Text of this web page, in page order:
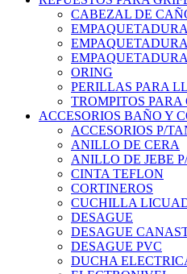
CABEZAL DE
ORING
PERILLAS PARA
TROMPITOS PARA
ACCESORIOS BAÑO Y
ACCESORIOS P/
ANILLO DE CERA
ANILLO DE JEBE
CINTA TEFLON
CORTINEROS
CUCHILLA
DESAGUE
DESAGUE
DESAGUE PVC
DUCHA